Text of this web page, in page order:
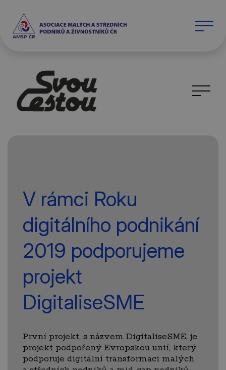
V rámci Roku
digitálního podnikání
2019 podporujeme
projekt
DigitaliseSME
První projekt, s názvem DigitaliseSME, je
projekt podpořený Evropskou unií, který
podporuje digitální transformaci malých